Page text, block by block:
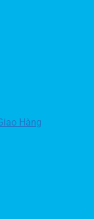
Hàng